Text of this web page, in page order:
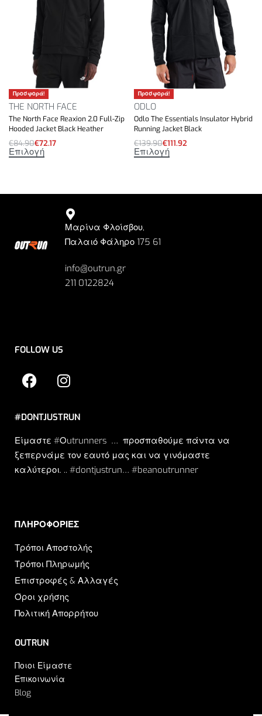
Προσφορά!
THE NORTH FACE
The North Face Reaxion 2.0 Full-Zip
Hooded Jacket Black Heather
€84.90€72.17
Επιλογή
Προσφορά!
ODLO
Odlo The Essentials Insulator Hybrid
Running Jacket Black
€139.90€111.92
Επιλογή
Μαρίνα Φλοίσβου,
Παλαιό Φάληρο 175 61
info@outrun.gr
211 0122824
FOLLOW US
#DONTJUSTRUN
Είμαστε #Οutrunners … προσπαθούμε πάντα να
ξεπερνάμε τον εαυτό μας και να γινόμαστε
καλύτεροι. .. #dontjustrun… #beanoutrunner
ΠΛΗΡΟΦΟΡΙΕΣ​
Τρόποι Αποστολής
Τρόποι Πληρωμής
Επιστροφές & Αλλαγές
Όροι χρήσης
Πολιτική Απορρήτου
OUTRUN
Ποιοι Είμαστε
Επικοινωνία
Blog